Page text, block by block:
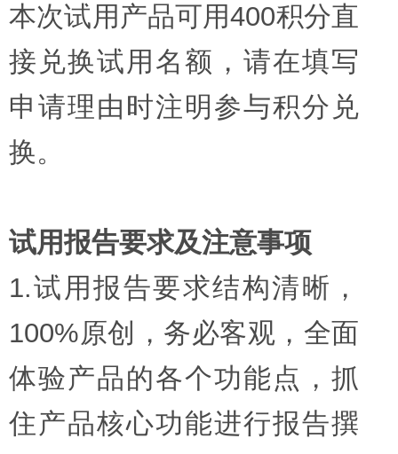
本次试用产品可用400积分直
接兑换试用名额，请在填写
申请理由时注明参与积分兑
换。
试用报告要求及注意事项
1.试用报告要求结构清晰，
100%原创，务必客观，全面
体验产品的各个功能点，抓
住产品核心功能进行报告撰